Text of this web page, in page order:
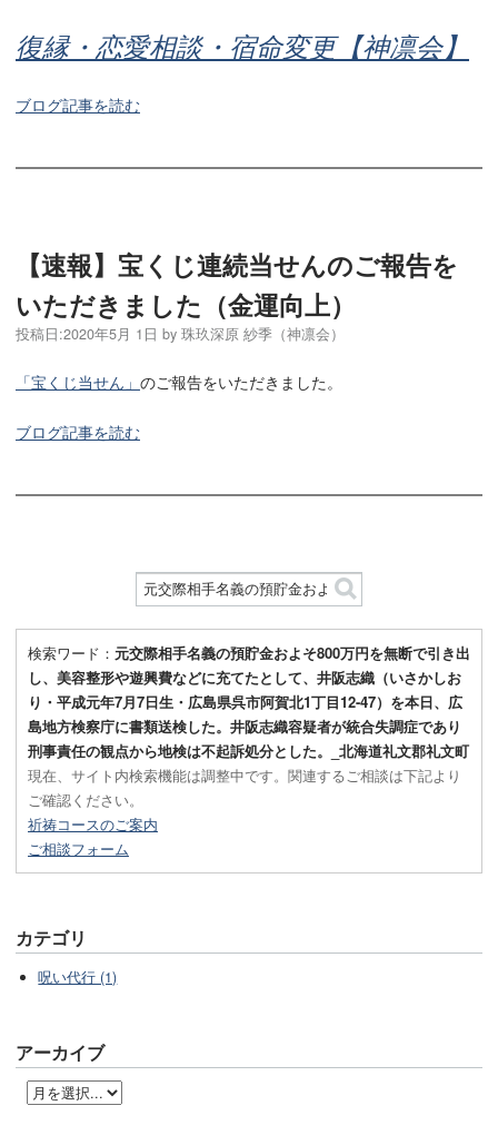
復縁・恋愛相談・宿命変更【神凛会】
ブログ記事を読む
【速報】宝くじ連続当せんのご報告を
いただきました（金運向上）
投稿日:2020年5月 1日 by 珠玖深原 紗季（神凛会）
「宝くじ当せん」 のご報告をいただきました。
ブログ記事を読む
検索ワード： 元交際相手名義の預貯金およそ800万円を無断で引き出
し、美容整形や遊興費などに充てたとして、井阪志織（いさかしお
り・平成元年7月7日生・広島県呉市阿賀北1丁目12-47）を本日、広
島地方検察庁に書類送検した。井阪志織容疑者が統合失調症であり
刑事責任の観点から地検は不起訴処分とした。_北海道礼文郡礼文町
現在、サイト内検索機能は調整中です。関連するご相談は下記より
ご確認ください。
祈祷コースのご案内
ご相談フォーム
カテゴリ
呪い代行 (1)
アーカイブ